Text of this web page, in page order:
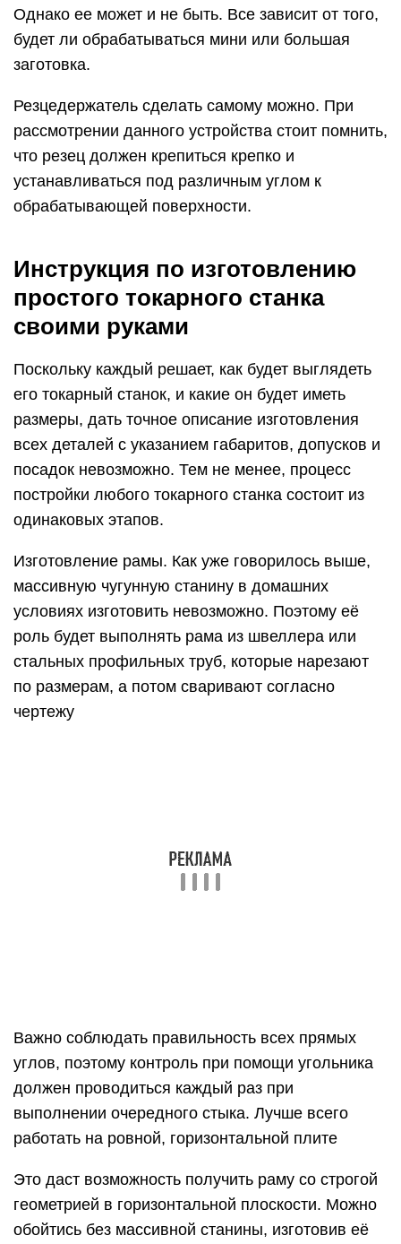
Однако ее может и не быть. Все зависит от того,
будет ли обрабатываться мини или большая
заготовка.
Резцедержатель сделать самому можно. При
рассмотрении данного устройства стоит помнить,
что резец должен крепиться крепко и
устанавливаться под различным углом к
обрабатывающей поверхности.
Инструкция по изготовлению
простого токарного станка
своими руками
Поскольку каждый решает, как будет выглядеть
его токарный станок, и какие он будет иметь
размеры, дать точное описание изготовления
всех деталей с указанием габаритов, допусков и
посадок невозможно. Тем не менее, процесс
постройки любого токарного станка состоит из
одинаковых этапов.
Изготовление рамы. Как уже говорилось выше,
массивную чугунную станину в домашних
условиях изготовить невозможно. Поэтому её
роль будет выполнять рама из швеллера или
стальных профильных труб, которые нарезают
по размерам, а потом сваривают согласно
чертежу
Важно соблюдать правильность всех прямых
углов, поэтому контроль при помощи угольника
должен проводиться каждый раз при
выполнении очередного стыка. Лучше всего
работать на ровной, горизонтальной плите
Это даст возможность получить раму со строгой
геометрией в горизонтальной плоскости. Можно
обойтись без массивной станины, изготовив её